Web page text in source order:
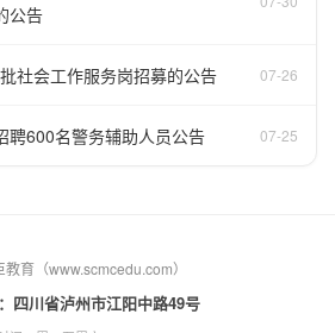
公告
社会工作服务岗招募的公告 07-26
聘600名警务辅助人员公告 07-25
教育（www.scmcedu.com）
四川省泸州市江阳中路49号